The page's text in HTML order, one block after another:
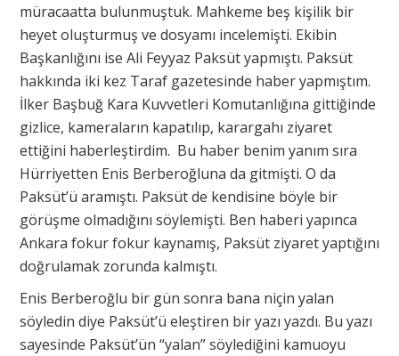
müracaatta bulunmuştuk. Mahkeme beş kişilik bir
heyet oluşturmuş ve dosyamı incelemişti. Ekibin
Başkanlığını ise Ali Feyyaz Paksüt yapmıştı. Paksüt
hakkında iki kez Taraf gazetesinde haber yapmıştım.
İlker Başbuğ Kara Kuvvetleri Komutanlığına gittiğinde
gizlice, kameraların kapatılıp, karargahı ziyaret
ettiğini haberleştirdim. Bu haber benim yanım sıra
Hürriyetten Enis Berberoğluna da gitmişti. O da
Paksüt’ü aramıştı. Paksüt de kendisine böyle bir
görüşme olmadığını söylemişti. Ben haberi yapınca
Ankara fokur fokur kaynamış, Paksüt ziyaret yaptığını
doğrulamak zorunda kalmıştı.
Enis Berberoğlu bir gün sonra bana niçin yalan
söyledin diye Paksüt’ü eleştiren bir yazı yazdı. Bu yazı
sayesinde Paksüt’ün “yalan” söylediğini kamuoyu